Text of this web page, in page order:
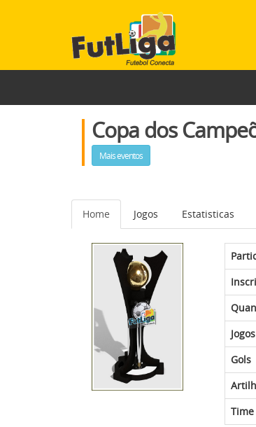
Copa dos
Mais eventos
Home Jogos Estatisticas
Gols